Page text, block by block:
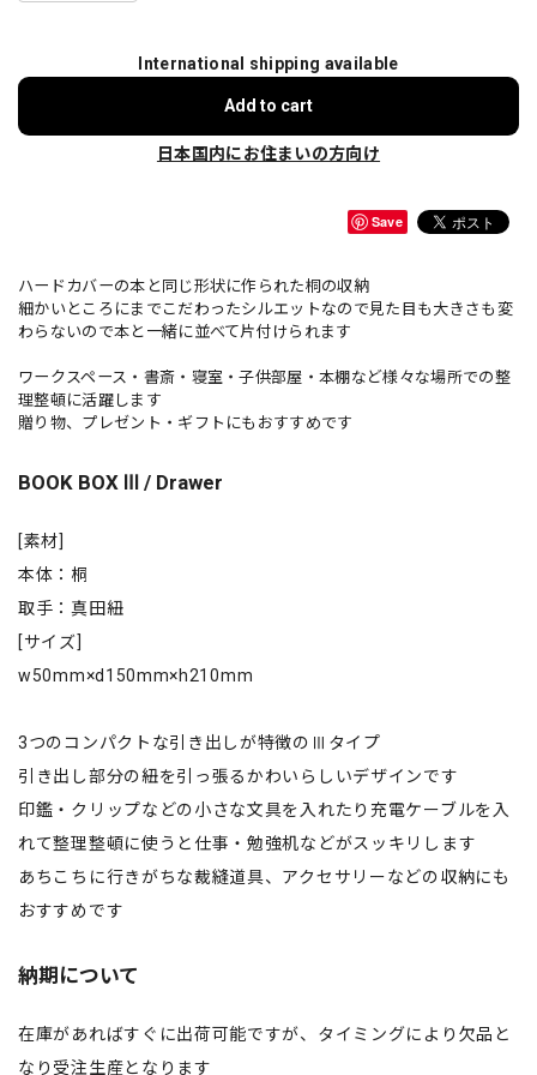
International shipping available
Add to cart
日本国内にお住まいの方向け
Save
ハードカバーの本と同じ形状に作られた桐の収納
細かいところにまでこだわったシルエットなので見た目も大きさも変
わらないので本と一緒に並べて片付けられます
ワークスペース・書斎・寝室・子供部屋・本棚など様々な場所での整
理整頓に活躍します
贈り物、プレゼント・ギフトにもおすすめです
BOOK BOX Ⅲ / Drawer
[素材]
本体：桐
取手：真田紐
[サイズ]
w50mm×d150mm×h210mm
3つのコンパクトな引き出しが特徴のⅢタイプ
引き出し部分の紐を引っ張るかわいらしいデザインです
印鑑・クリップなどの小さな文具を入れたり充電ケーブルを入
れて整理整頓に使うと仕事・勉強机などがスッキリします
あちこちに行きがちな裁縫道具、アクセサリーなどの収納にも
おすすめです
納期について
在庫があればすぐに出荷可能ですが、タイミングにより欠品と
なり受注生産となります